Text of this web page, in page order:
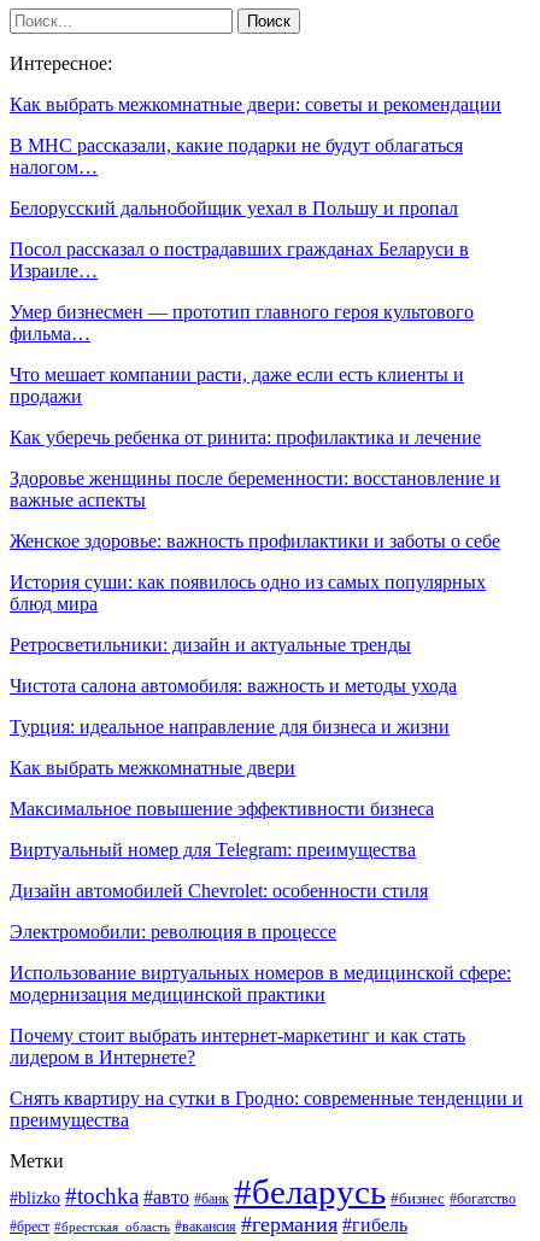
Интересное:
Как выбрать межкомнатные двери: советы и рекомендации
В МНС рассказали, какие подарки не будут облагаться
налогом…
Белорусский дальнобойщик уехал в Польшу и пропал
Посол рассказал о пострадавших гражданах Беларуси в
Израиле…
Умер бизнесмен — прототип главного героя культового
фильма…
Что мешает компании расти, даже если есть клиенты и
продажи
Как уберечь ребенка от ринита: профилактика и лечение
Здоровье женщины после беременности: восстановление и
важные аспекты
Женское здоровье: важность профилактики и заботы о себе
История суши: как появилось одно из самых популярных
блюд мира
Ретросветильники: дизайн и актуальные тренды
Чистота салона автомобиля: важность и методы ухода
Турция: идеальное направление для бизнеса и жизни
Как выбрать межкомнатные двери
Максимальное повышение эффективности бизнеса
Виртуальный номер для Telegram: преимущества
Дизайн автомобилей Chevrolet: особенности стиля
Электромобили: революция в процессе
Использование виртуальных номеров в медицинской сфере:
модернизация медицинской практики
Почему стоит выбрать интернет-маркетинг и как стать
лидером в Интернете?
Снять квартиру на сутки в Гродно: современные тенденции и
преимущества
Метки
#blizko #tochka #авто #банк #беларусь #бизнес #богатство
#брест #брестская_область #вакансия #германия #гибель